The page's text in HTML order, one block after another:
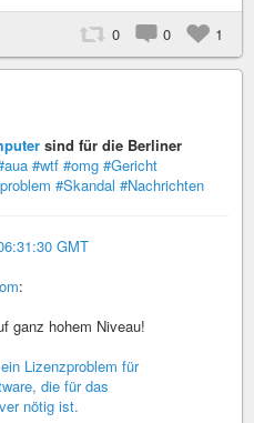
0 0 1
sind für die Berliner
#wtf #omg #Gericht
#Skandal #Nachrichten
GMT
:
ganz hohem Niveau!
Lizenzproblem für
die für das
nötig ist.